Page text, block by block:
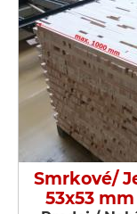
Smrkové/
53x53